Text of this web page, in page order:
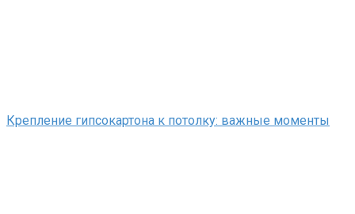
Крепление гипсокартона к потолку: важные моменты